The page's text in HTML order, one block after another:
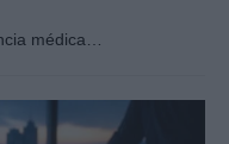
médica…